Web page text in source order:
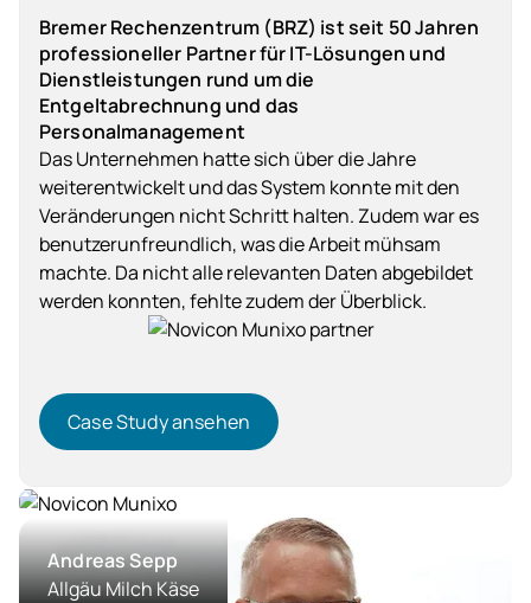
Dienstleistung
Bremer Rechenzentrum (BRZ) ist seit 50 Jahren
professioneller Partner für IT-Lösungen und
Dienstleistungen rund um die
Entgeltabrechnung und das
Personalmanagement
Das Unternehmen hatte sich über die Jahre
weiterentwickelt und das System konnte mit den
Veränderungen nicht Schritt halten. Zudem war es
benutzerunfreundlich, was die Arbeit mühsam
machte. Da nicht alle relevanten Daten abgebildet
werden konnten, fehlte zudem der Überblick.
Case Study ansehen
Dienstleistung
Andreas Sepp
Allgäu Milch Käse